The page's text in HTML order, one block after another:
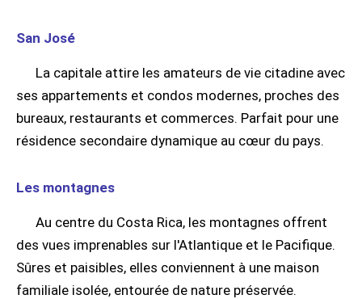
San José
La capitale attire les amateurs de vie citadine avec
ses appartements et condos modernes, proches des
bureaux, restaurants et commerces. Parfait pour une
résidence secondaire dynamique au cœur du pays.
Les montagnes
Au centre du Costa Rica, les montagnes offrent
des vues imprenables sur l'Atlantique et le Pacifique.
Sûres et paisibles, elles conviennent à une maison
familiale isolée, entourée de nature préservée.